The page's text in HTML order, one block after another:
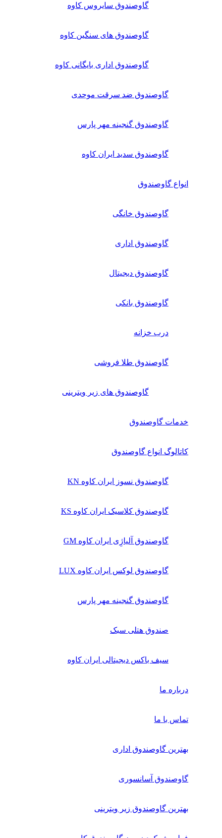
گاوصندوق سایروس کاوه
گاوصندوق های سنگین کاوه
گاوصندوق اداری بایگانی کاوه
گاوصندوق ضد سرقت موحدی
گاوصندوق گنجینه مهر پارس
گاوصندوق سدید ایران کاوه
انواع گاوصندوق
گاوصندوق خانگی
گاوصندوق اداری
گاوصندوق دیجیتال
گاوصندوق بانکی
درب خزانه
گاوصندوق طلا فروشی
گاوصندوق های زیر ویترینی
خدمات گاوصندوق
کاتالوگ انواع گاوصندوق
گاوصندوق نسوز ایران کاوه KN
گاوصندوق کلاسیک ایران کاوه KS
گاوصندوق آلیاژِی ایران کاوه GM
گاوصندوق لوکس ایران کاوه LUX
گاوصندوق گنجینه مهر پارس
صندوق هتلی سبک
سیف باکس دیجیتالی ایران کاوه
درباره ما
تماس با ما
بهترین گاوصندوق اداری
گاوصندوق آسانسوری
بهترین گاوصندوق زیر ویترینی